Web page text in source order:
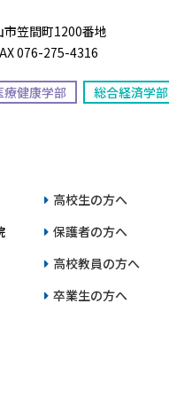
笠間町1200番地
076-275-4316
療健康学部
総合経済学部
高校生の方へ
保護者の方へ
高校教員の方へ
卒業生の方へ